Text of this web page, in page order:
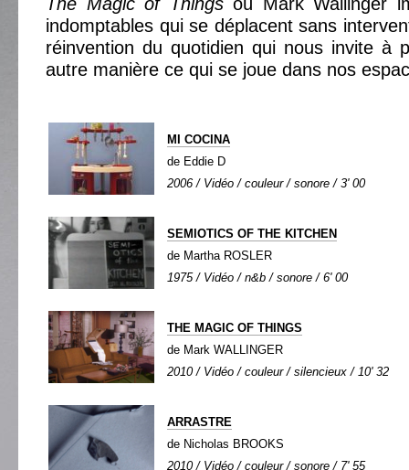
indomptables qui se déplacent sans
réinvention du quotidien qui nous invite à
autre manière ce qui se joue dans nos
MI COCINA
de Eddie D
2006 / Vidéo / couleur / sonore / 3' 00
SEMIOTICS OF THE KITCHEN
de Martha ROSLER
1975 / Vidéo / n&b / sonore / 6' 00
THE MAGIC OF THINGS
de Mark WALLINGER
2010 / Vidéo / couleur / silencieux / 10' 32
ARRASTRE
de Nicholas BROOKS
2010 / Vidéo / couleur / sonore / 7' 55